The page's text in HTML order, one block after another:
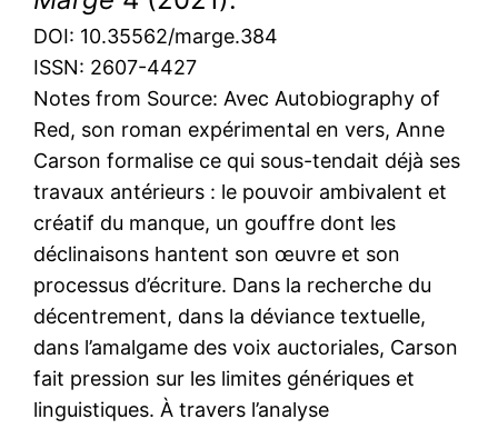
DOI: 10.35562/marge.384
ISSN: 2607-4427
Notes from Source: Avec Autobiography of
Red, son roman expérimental en vers, Anne
Carson formalise ce qui sous-tendait déjà ses
travaux antérieurs : le pouvoir ambivalent et
créatif du manque, un gouffre dont les
déclinaisons hantent son œuvre et son
processus d’écriture. Dans la recherche du
décentrement, dans la déviance textuelle,
dans l’amalgame des voix auctoriales, Carson
fait pression sur les limites génériques et
linguistiques. À travers l’analyse